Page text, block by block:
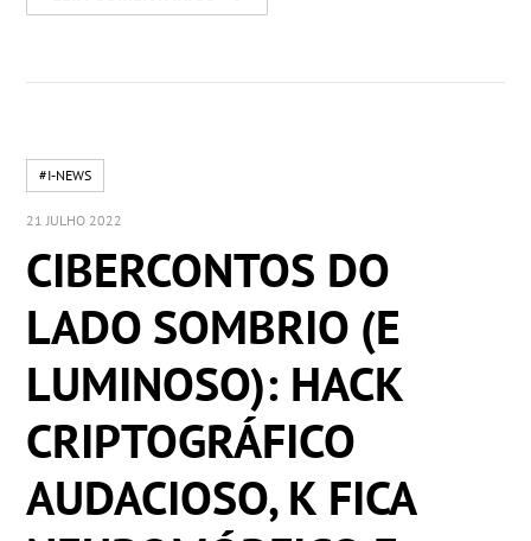
#I-NEWS
21 JULHO 2022
CIBERCONTOS DO
LADO SOMBRIO (E
LUMINOSO): HACK
CRIPTOGRÁFICO
AUDACIOSO, K FICA